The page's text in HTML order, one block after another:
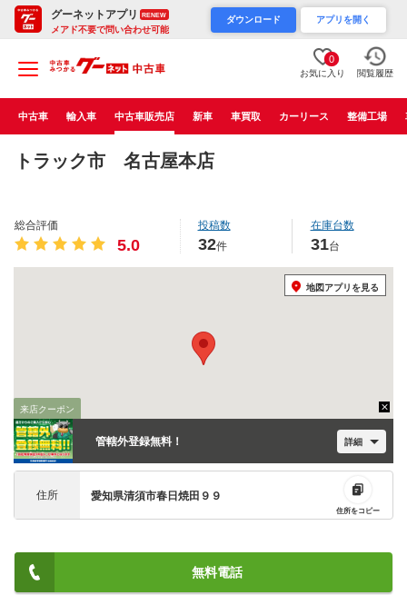
グーネットアプリ RENEW
メアド不要で問い合わせ可能
ダウンロード アプリを開く
0
お気に入り 閲覧履歴
中古車 輸入車 中古車販売店 新車 車買取 カーリース 整備工場
トラック市 名古屋本店
総合評価
5.0
投稿数
32件
在庫台数
31台
来店クーポン
管轄外登録無料！ 詳細
地図アプリを見る
住所 愛知県清須市春日焼田９９
住所をコピー
無料電話